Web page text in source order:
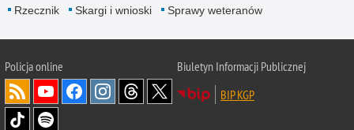
Rzecznik Skargi i wnioski Sprawy weteranów
Policjaonline
Biuletyn Informacji Publicznej
BIP KGP